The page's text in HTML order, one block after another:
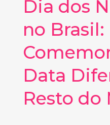
Dia dos
no
Data
Resto do